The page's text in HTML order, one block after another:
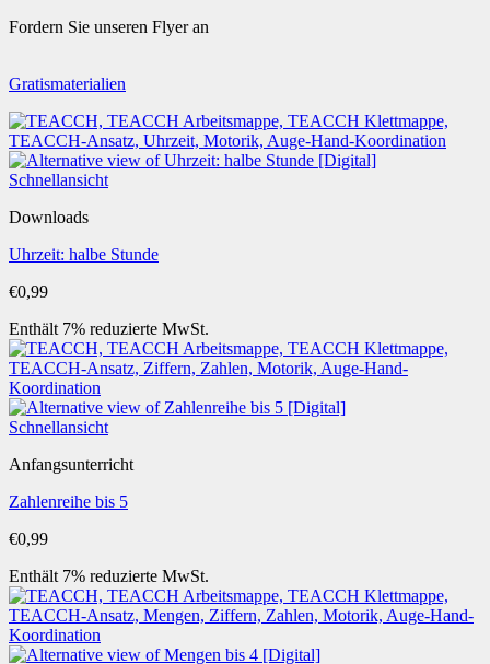
Fordern Sie unseren Flyer an
Gratismaterialien
Schnellansicht
Downloads
Uhrzeit: halbe Stunde
€0,99
Enthält 7% reduzierte MwSt.
Schnellansicht
Anfangsunterricht
Zahlenreihe bis 5
€0,99
Enthält 7% reduzierte MwSt.